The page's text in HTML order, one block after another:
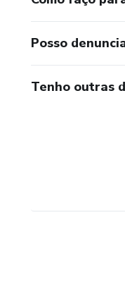
Posso
Tenho outras